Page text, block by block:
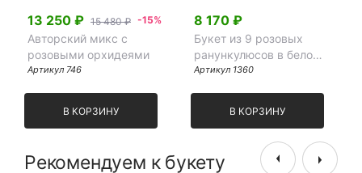
13 250 ₽ 15 480 ₽ -15%
Авторский микс с
розовыми орхидеями
Артикул 746
В КОРЗИНУ
8 170 ₽
Букет из 9 розовых
ранункулюсов в белом
крафте
Артикул 1360
В КОРЗИНУ
Рекомендуем к букету